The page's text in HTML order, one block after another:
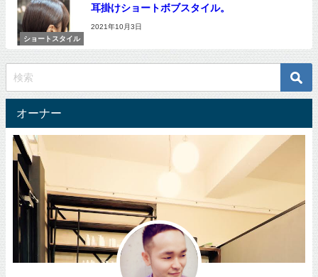
ショートスタイル
耳掛けショートボブスタイル。
2021年10月3日
オーナー